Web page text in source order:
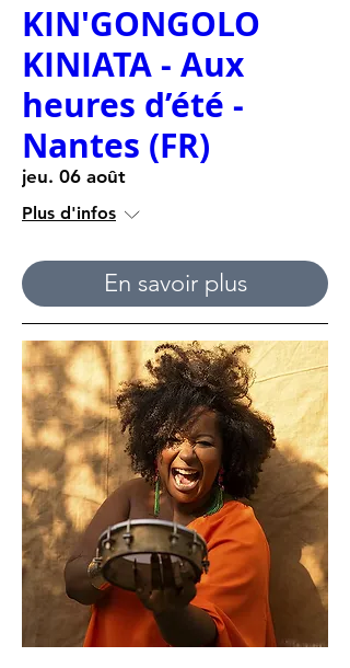
KIN'GONGOLO
KINIATA - Aux
heures d’été -
Nantes (FR)
jeu. 06 août
Plus d'infos
En savoir plus